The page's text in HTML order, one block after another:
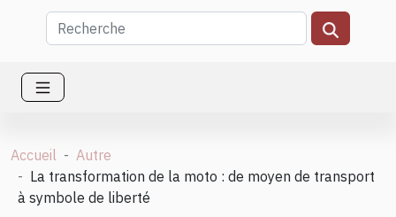
Accueil
Autre
La transformation de la moto : de moyen de transport
à symbole de liberté